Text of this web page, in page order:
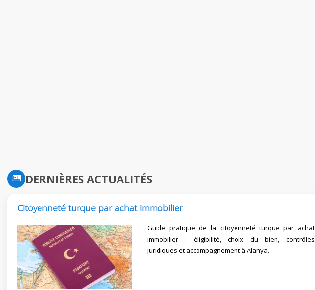
DERNIÈRES ACTUALITÉS
Citoyenneté turque par achat immobilier
Guide pratique de la citoyenneté turque par achat
immobilier : éligibilité, choix du bien, contrôles
juridiques et accompagnement à Alanya.